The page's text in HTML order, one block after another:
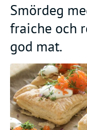
Smördeg
fraiche och
god mat.